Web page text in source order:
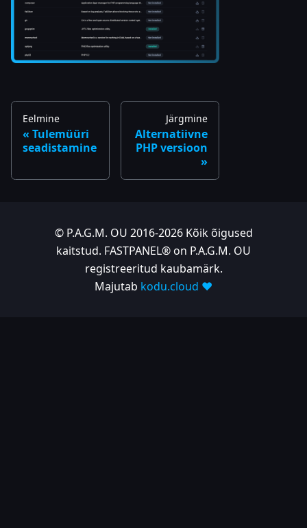
Eelmine
Tulemüüri
seadistamine
Järgmine
Alternatiivne
PHP versioon
© P.A.G.M. OU 2016-2026 Kõik õigused
kaitstud. FASTPANEL® on P.A.G.M. OU
registreeritud kaubamärk.
Majutab kodu.cloud ❤️